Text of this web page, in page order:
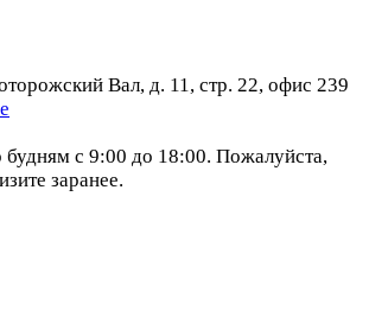
Вал, д. 11, стр. 22, офис 239
будням с 9:00 до 18:00. Пожалуйста,
заранее.